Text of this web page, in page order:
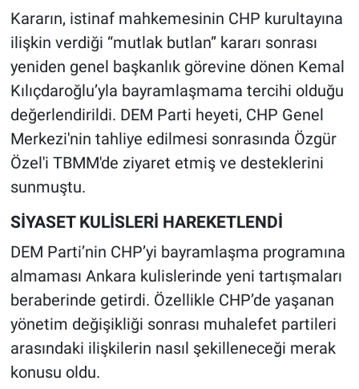
Kararın, istinaf mahkemesinin CHP kurultayına
ilişkin verdiği “mutlak butlan” kararı sonrası
yeniden genel başkanlık görevine dönen Kemal
Kılıçdaroğlu’yla bayramlaşmama tercihi olduğu
değerlendirildi. DEM Parti heyeti, CHP Genel
Merkezi'nin tahliye edilmesi sonrasında Özgür
Özel'i TBMM'de ziyaret etmiş ve desteklerini
sunmuştu.
SİYASET KULİSLERİ HAREKETLENDİ
DEM Parti’nin CHP’yi bayramlaşma programına
almaması Ankara kulislerinde yeni tartışmaları
beraberinde getirdi. Özellikle CHP’de yaşanan
yönetim değişikliği sonrası muhalefet partileri
arasındaki ilişkilerin nasıl şekilleneceği merak
konusu oldu.